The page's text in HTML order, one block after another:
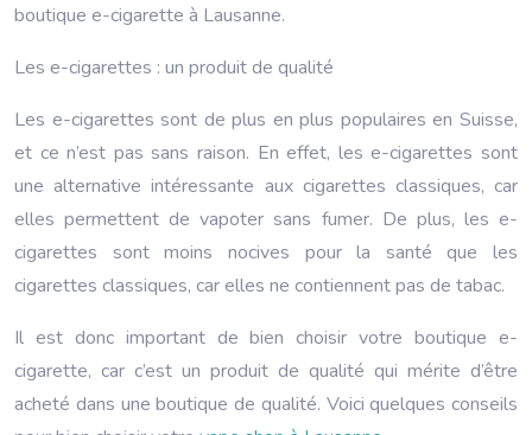
boutique e-cigarette à Lausanne.
Les e-cigarettes : un produit de qualité
Les e-cigarettes sont de plus en plus populaires en Suisse,
et ce n’est pas sans raison. En effet, les e-cigarettes sont
une alternative intéressante aux cigarettes classiques, car
elles permettent de vapoter sans fumer. De plus, les e-
cigarettes sont moins nocives pour la santé que les
cigarettes classiques, car elles ne contiennent pas de tabac.
Il est donc important de bien choisir votre boutique e-
cigarette, car c’est un produit de qualité qui mérite d’être
acheté dans une boutique de qualité. Voici quelques conseils